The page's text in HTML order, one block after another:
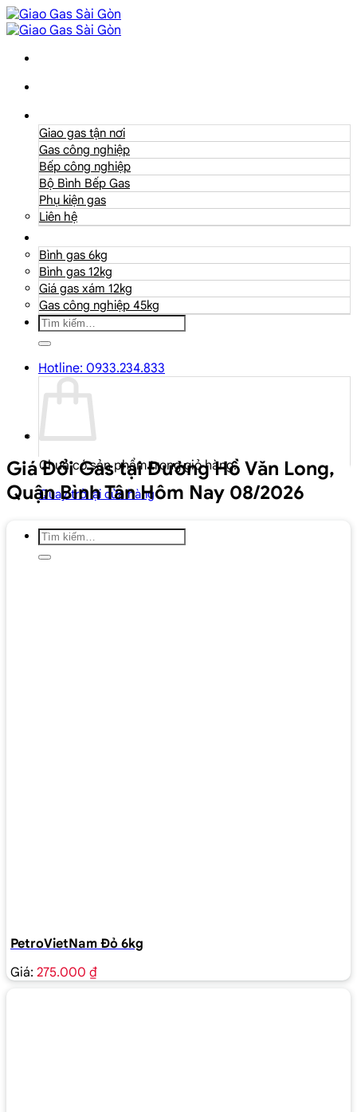
Giao gas tận nơi
Gas công nghiệp
Bếp công nghiệp
Bộ Bình Bếp Gas
Phụ kiện gas
Liên hệ
Bình gas 6kg
Bình gas 12kg
Giá gas xám 12kg
Gas công nghiệp 45kg
Tìm
kiếm:
Hotline: 0933.234.833
Chưa có sản phẩm trong giỏ hàng.
Quay trở lại cửa hàng
Tìm
kiếm:
Giá Đổi Gas tại Đường Hồ Văn Long,
Quận Bình Tân Hôm Nay 08/2026
PetroVietNam Đỏ 6kg
Giá: 275.000 ₫